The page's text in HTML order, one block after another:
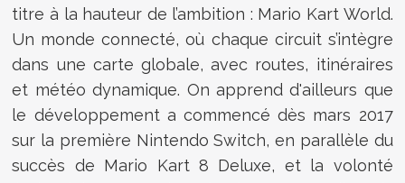
titre à la hauteur de l’ambition : Mario Kart World.
Un monde connecté, où chaque circuit s’intègre
dans une carte globale, avec routes, itinéraires
et météo dynamique. On apprend d'ailleurs que
le développement a commencé dès mars 2017
sur la première Nintendo Switch, en parallèle du
succès de Mario Kart 8 Deluxe, et la volonté